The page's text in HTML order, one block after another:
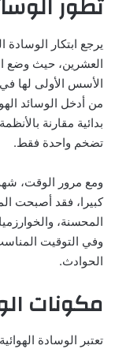
تطور
يرجع ابتكار
الأسس الأولى لها
من أدخل الوسائد
بدائية مقارنة بالأنظمة
تضخم واحدة فقط.
ومع مرور الوقت،
كبيرا، فقد أصبحت
المحسنة،
وفي التوقيت
الحوادث.
مكونات
تعتبر الوسادة